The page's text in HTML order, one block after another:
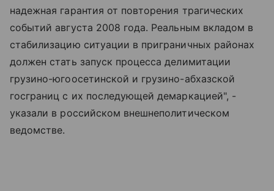
надежная гарантия от повторения трагических
событий августа 2008 года. Реальным вкладом в
стабилизацию ситуации в приграничных районах
должен стать запуск процесса делимитации
грузино-югоосетинской и грузино-абхазской
госграниц с их последующей демаркацией", -
указали в российском внешнеполитическом
ведомстве.